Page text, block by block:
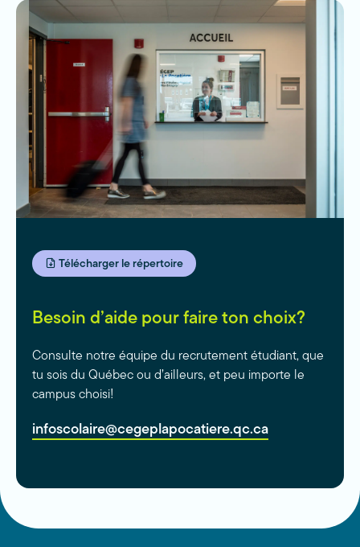
Télécharger le répertoire
Besoin d’aide pour faire ton choix?
Consulte notre équipe du recrutement étudiant, que
tu sois du Québec ou d’ailleurs, et peu importe le
campus choisi!
infoscolaire@cegeplapocatiere.qc.ca